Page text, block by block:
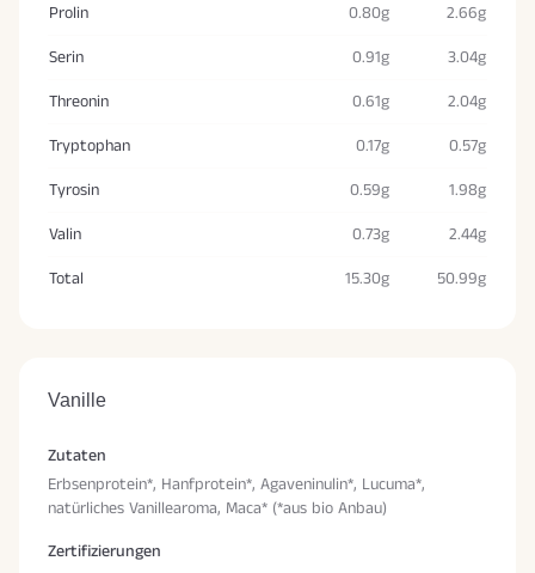
Prolin
0.80g
2.66g
Serin
0.91g
3.04g
Threonin
0.61g
2.04g
Tryptophan
0.17g
0.57g
Tyrosin
0.59g
1.98g
Valin
0.73g
2.44g
Total
15.30g 50.99g
Vanille
Zutaten
Erbsenprotein*, Hanfprotein*, Agaveninulin*, Lucuma*,
natürliches Vanillearoma, Maca* (*aus bio Anbau)
Zertifizierungen